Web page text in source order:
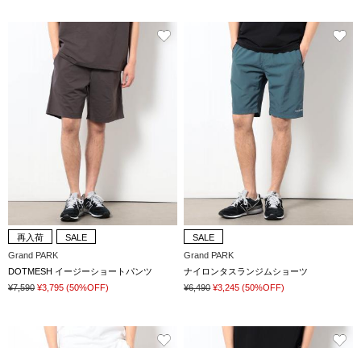
再入荷
SALE
Grand PARK
DOTMESH イージーショートパンツ
¥7,590 ¥3,795 (50%OFF)
SALE
Grand PARK
ナイロンタスランジムショーツ
¥6,490 ¥3,245 (50%OFF)